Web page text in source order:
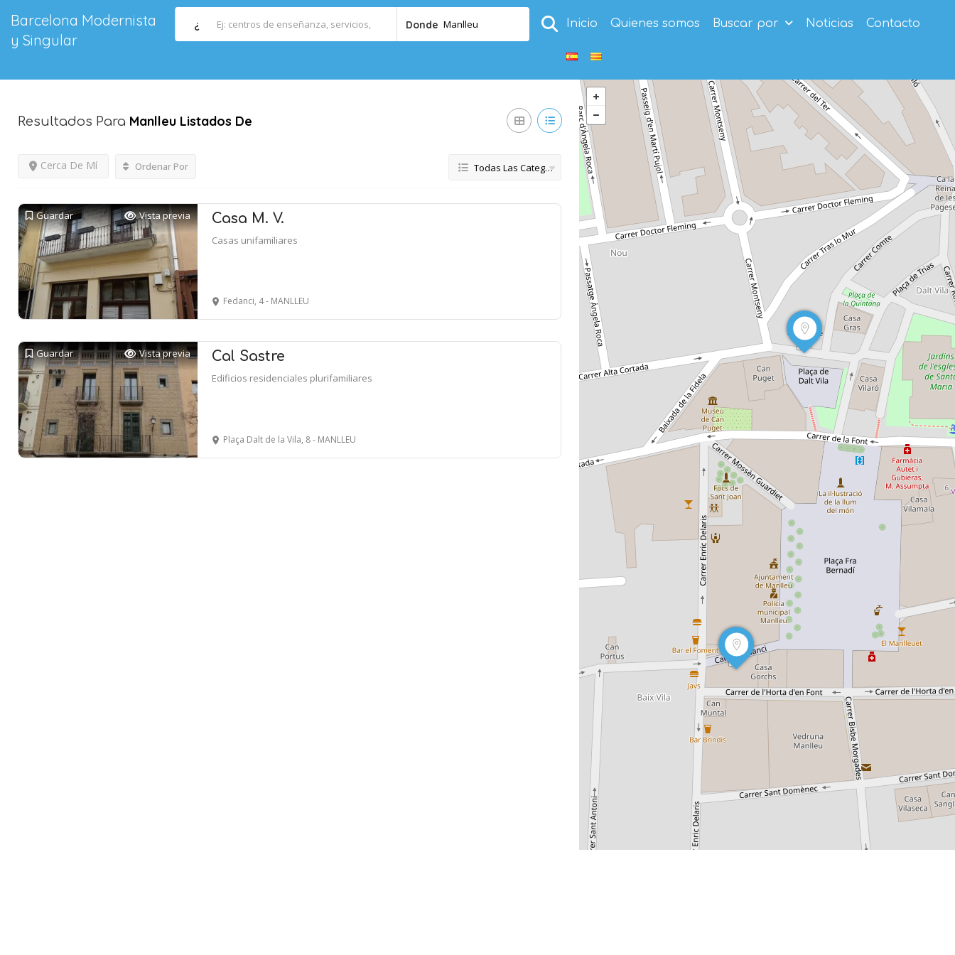
Barcelona Modernista
y Singular
¿ Donde Manlleu Inicio Quienes somos Buscar por Noticias Contacto
Resultados Para Manlleu Listados De
Cerca De Mí Ordenar Por Todas Las Categorías
Guardar Vista previa Casa M. V.
Casas unifamiliares
Fedanci, 4 - MANLLEU
Guardar Vista previa Cal Sastre
Edificios residenciales plurifamiliares
Plaça Dalt de la Vila, 8 - MANLLEU